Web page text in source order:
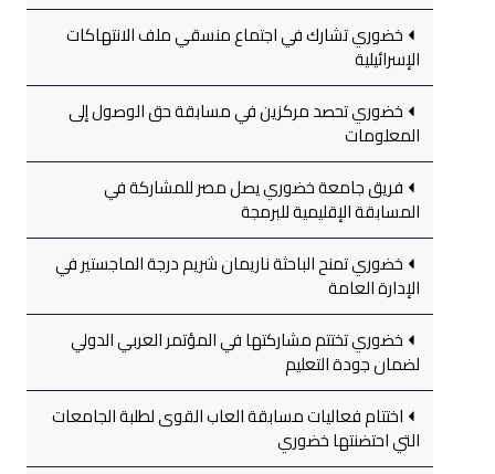
خضوري تشارك في اجتماع منسقي ملف الانتهاكات
الإسرائيلية
خضوري تحصد مركزين في مسابقة حق الوصول إلى
المعلومات
فريق جامعة خضوري يصل مصر للمشاركة في
المسابقة الإقليمية للبرمجة
خضوري تمنح الباحثة ناريمان شريم درجة الماجستير في
الإدارة العامة
خضوري تختتم مشاركتها في المؤتمر العربي الدولي
لضمان جودة التعليم
اختتام فعاليات مسابقة العاب القوى لطلبة الجامعات
التي احتضنتها خضوري